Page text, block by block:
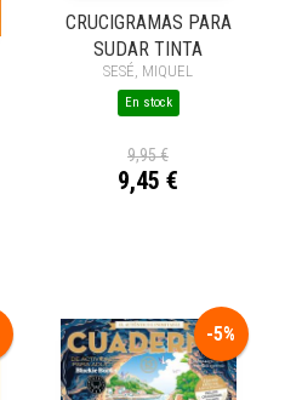
CRUCIGRAMAS PARA
SUDAR TINTA
SESÉ, MIQUEL
En stock
9,95 €
9,45 €
-5%